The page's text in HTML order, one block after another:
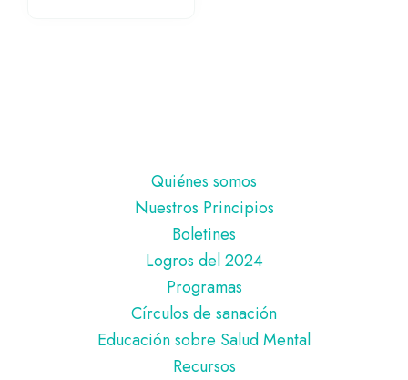
Quiénes somos
Nuestros Principios
Boletines
Logros del 2024
Programas
Círculos de sanación
Educación sobre Salud Mental
Recursos